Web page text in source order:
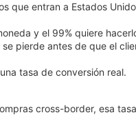
que entran a Estados
y el 99% quiere
pierde antes de que el
tasa de conversión real.
cross-border, esa